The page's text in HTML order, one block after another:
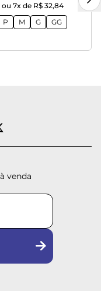
ou 7x de R$ 32,84
P
M G GG
venda